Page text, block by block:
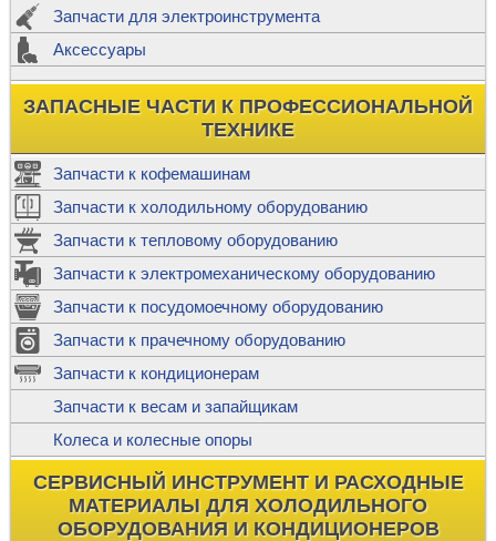
Запчасти для электроинструмента
Аксессуары
ЗАПАСНЫЕ ЧАСТИ К ПРОФЕССИОНАЛЬНОЙ
ТЕХНИКЕ
Запчасти к кофемашинам
Запчасти к холодильному оборудованию
Запчасти к тепловому оборудованию
Запчасти к электромеханическому оборудованию
Запчасти к посудомоечному оборудованию
Запчасти к прачечному оборудованию
Запчасти к кондиционерам
Запчасти к весам и запайщикам
Колеса и колесные опоры
СЕРВИСНЫЙ ИНСТРУМЕНТ И РАСХОДНЫЕ
МАТЕРИАЛЫ ДЛЯ ХОЛОДИЛЬНОГО
ОБОРУДОВАНИЯ И КОНДИЦИОНЕРОВ